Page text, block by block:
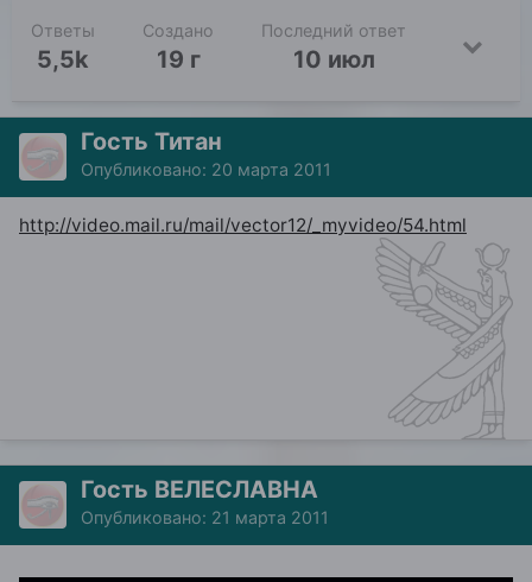
Ответы
5,5k
Создано
19 г
Последний ответ
10 июл
Гость Титан
Опубликовано: 20 марта 2011
http://video.mail.ru/mail/vector12/_myvideo/54.html
Гость ВЕЛЕСЛАВНА
Опубликовано: 21 марта 2011